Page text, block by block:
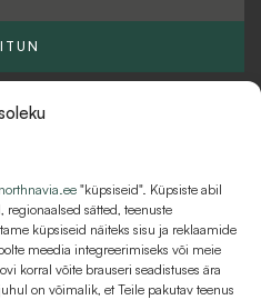
northnavia.ee "küpsiseid". Küpsiste abil
regionaalsed sätted, teenuste
küpsiseid näiteks sisu ja reklaamide
meedia integreerimiseks või meie
korral võite brauseri seadistuses ära
on võimalik, et Teile pakutav teenus
l
k
KKK
MAKSETINGIMUSED